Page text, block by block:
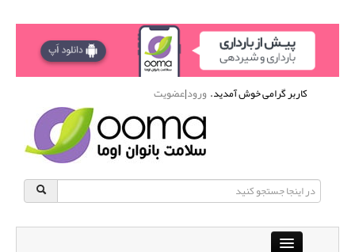
کاربر گرامی خوش آمدید.ورود|عضویت